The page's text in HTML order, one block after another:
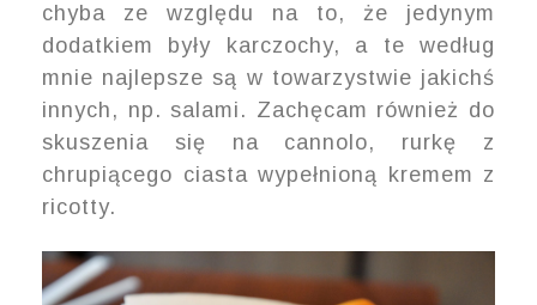
chyba ze względu na to, że jedynym
dodatkiem były karczochy, a te według
mnie najlepsze są w towarzystwie jakichś
innych, np. salami. Zachęcam również do
skuszenia się na cannolo, rurkę z
chrupiącego ciasta wypełnioną kremem z
ricotty.